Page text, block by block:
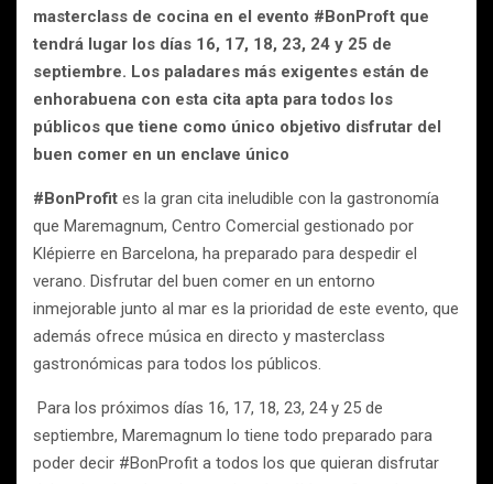
masterclass de cocina en el evento #BonProft que
tendrá lugar los días 16, 17, 18, 23, 24 y 25 de
septiembre. Los paladares más exigentes están de
enhorabuena con esta cita apta para todos los
públicos que tiene como único objetivo disfrutar del
buen comer en un enclave único
#BonProfit es la gran cita ineludible con la gastronomía
que Maremagnum, Centro Comercial gestionado por
Klépierre en Barcelona, ha preparado para despedir el
verano. Disfrutar del buen comer en un entorno
inmejorable junto al mar es la prioridad de este evento, que
además ofrece música en directo y masterclass
gastronómicas para todos los públicos.
Para los próximos días 16, 17, 18, 23, 24 y 25 de
septiembre, Maremagnum lo tiene todo preparado para
poder decir #BonProfit a todos los que quieran disfrutar